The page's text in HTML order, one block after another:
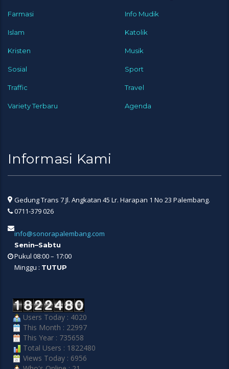
Farmasi Info Mudik
Islam Katolik
Kristen Musik
Sosial Sport
Traffic Travel
Variety Terbaru Agenda
Informasi Kami
Gedung Trans 7 Jl. Angkatan 45 Lr. Harapan 1 No 23 Palembang.
0711-379 026
info@sonorapalembang.com
Senin–Sabtu
Pukul 08:00 – 17:00
Minggu : TUTUP
Users Today : 4020
This Month : 22997
This Year : 735658
Total Users : 1822480
Views Today : 6956